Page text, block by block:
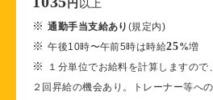
円 以上
※通勤手当支給あり (規定内)
※午後10時〜午前5時は時給25%増
※
１分単位でお給料を計算しますの
２回昇給の機会あり。トレーナー等へ